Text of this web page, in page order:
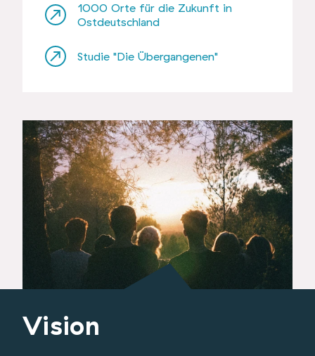
1000 Orte für die Zukunft in
Ostdeutschland
Studie "Die Übergangenen"
Vision